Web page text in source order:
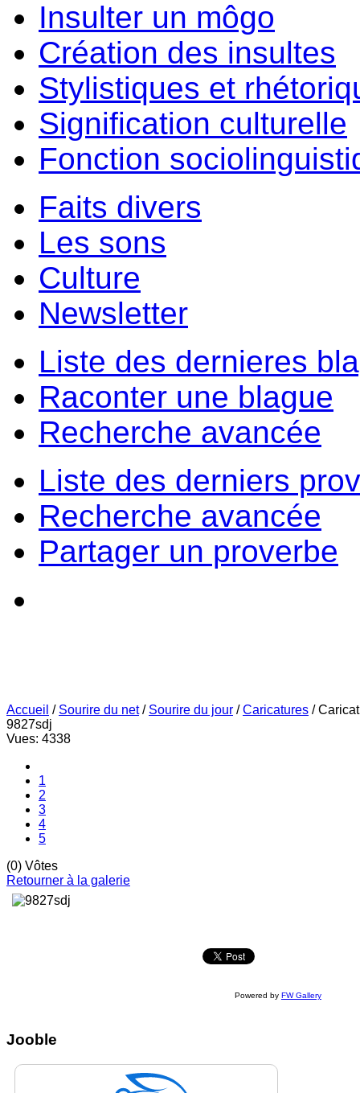
Insulter un môgo
Création des insultes
Stylistiques et
Signification culturelle
Fonction
Faits divers
Les sons
Culture
Newsletter
Liste des dernieres
Raconter une blague
Recherche avancée
Liste des derniers
Recherche avancée
Partager un proverbe
Accueil / Sourire du net / Sourire du jour /Caricatures /
9827sdj
Vues: 4338
1
2
3
4
5
(0) Vôtes
Retourner à la galerie
Powered by FW Gallery
Jooble